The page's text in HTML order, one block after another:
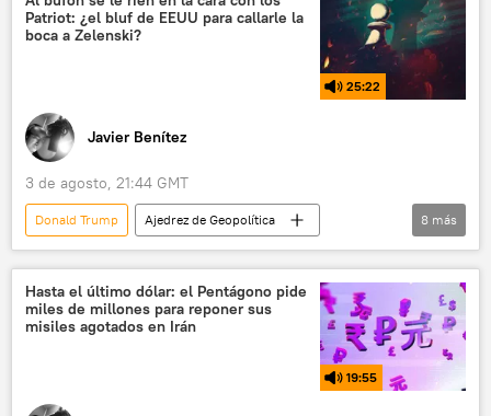
Patriot: ¿el bluf de EEUU para callarle la
boca a Zelenski?
25:22
Javier Benítez
3 de agosto, 21:44 GMT
Donald Trump
Ajedrez de Geopolítica
política
seguridad
Volodímir Zelenski
Juan Aguilar
EEUU
Ucrania
Ankara
8 más
Hasta el último dólar: el Pentágono pide
miles de millones para reponer sus
misiles agotados en Irán
19:55